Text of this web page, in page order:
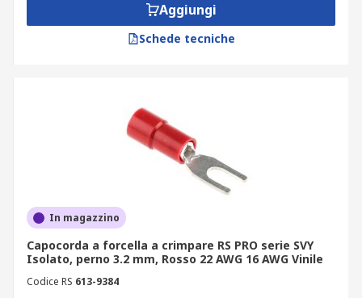
Aggiungi
Schede tecniche
In magazzino
Capocorda a forcella a crimpare RS PRO serie SVY
Isolato, perno 3.2 mm, Rosso 22 AWG 16 AWG Vinile
Codice RS 613-9384